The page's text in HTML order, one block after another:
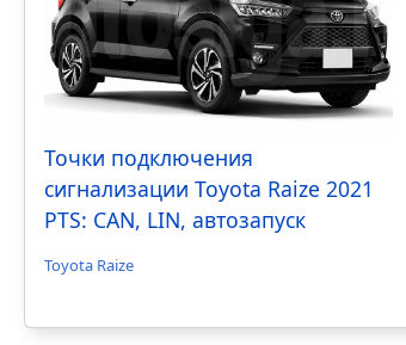
Точки подключения
сигнализации Toyota Raize 2021
PTS: CAN, LIN, автозапуск
Toyota Raize